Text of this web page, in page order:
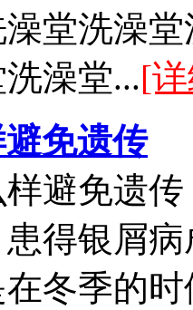
堂洗澡
澡堂...[
免遗传
避免遗
得银屑
冬季的